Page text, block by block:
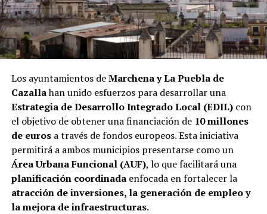
Los ayuntamientos deMarchena y La Puebla de
Cazallahan unido esfuerzos para desarrollar una
Estrategia de Desarrollo Integrado Local (EDIL)con
el objetivo de obtener una financiación de 10 millones
de eurosa través de fondos europeos. Esta iniciativa
permitirá a ambos municipios presentarse como un
Área Urbana Funcional (AUF), lo que facilitará una
planificación coordinadaenfocada en fortalecer la
atracción de inversiones, la generación de empleo y
la mejora de infraestructuras.